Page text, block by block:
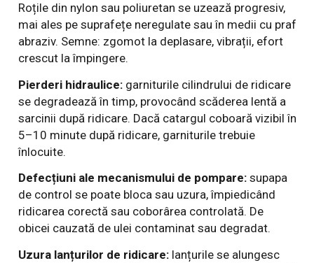
Roțile din nylon sau poliuretan se uzează progresiv,
mai ales pe suprafețe neregulate sau în medii cu praf
abraziv. Semne: zgomot la deplasare, vibrații, efort
crescut la împingere.
Pierderi hidraulice:garniturile cilindrului de ridicare
se degradează în timp, provocând scăderea lentă a
sarcinii după ridicare. Dacă catargul coboară vizibil în
5–10 minute după ridicare, garniturile trebuie
înlocuite.
Defecțiuni ale mecanismului de pompare:supapa
de control se poate bloca sau uzura, împiedicând
ridicarea corectă sau coborârea controlată. De
obicei cauzată de ulei contaminat sau degradat.
Uzura lanțurilor de ridicare:lanțurile se alungesc